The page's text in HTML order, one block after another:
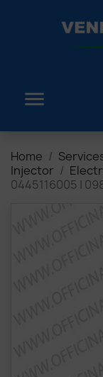

Home
Injector
0445116005 |